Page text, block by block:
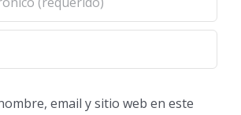
email y sitio web en este